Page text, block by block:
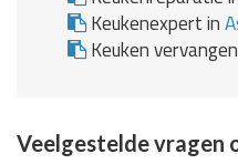
Keukenexpert in
Keuken
Veelgestelde vragen